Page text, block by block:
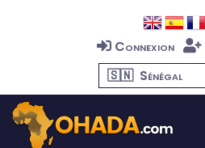
Connexion
🇸🇳 Sénégal